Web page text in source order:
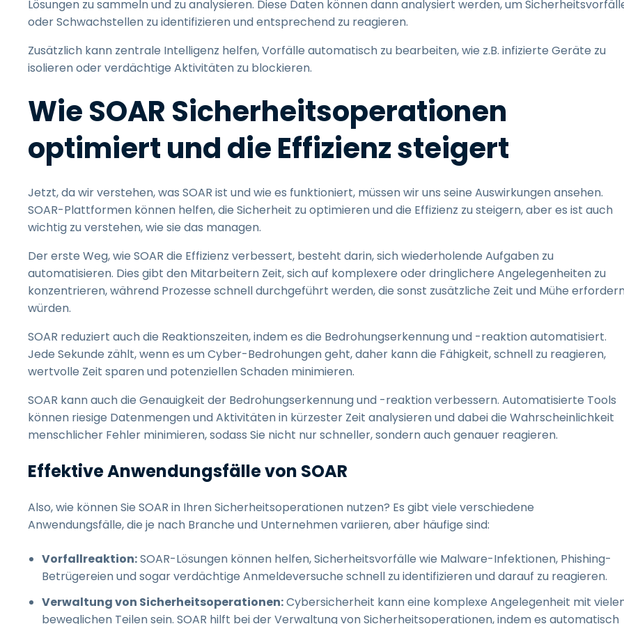
Lösungen zu sammeln und zu analysieren. Diese Daten können dann analysiert werden, um
oder Schwachstellen zu identifizieren und entsprechend zu reagieren.
Zusätzlich kann zentrale Intelligenz helfen, Vorfälle automatisch zu bearbeiten, wie z.B. infizierte Geräte zu
isolieren oder verdächtige Aktivitäten zu blockieren.
Wie SOAR Sicherheitsoperationen
optimiert und die Effizienz steigert
Jetzt, da wir verstehen, was SOAR ist und wie es funktioniert, müssen wir uns seine Auswirkungen ansehen.
SOAR-Plattformen können helfen, die Sicherheit zu optimieren und die Effizienz zu steigern, aber es ist auch
wichtig zu verstehen, wie sie das managen.
Der erste Weg, wie SOAR die Effizienz verbessert, besteht darin, sich wiederholende Aufgaben zu
automatisieren. Dies gibt den Mitarbeitern Zeit, sich auf komplexere oder dringlichere Angelegenheiten zu
konzentrieren, während Prozesse schnell durchgeführt werden, die sonst zusätzliche Zeit und Mühe
würden.
SOAR reduziert auch die Reaktionszeiten, indem es die Bedrohungserkennung und -reaktion automatisiert.
Jede Sekunde zählt, wenn es um Cyber-Bedrohungen geht, daher kann die Fähigkeit, schnell zu reagieren,
wertvolle Zeit sparen und potenziellen Schaden minimieren.
SOAR kann auch die Genauigkeit der Bedrohungserkennung und -reaktion verbessern. Automatisierte Tools
können riesige Datenmengen und Aktivitäten in kürzester Zeit analysieren und dabei die Wahrscheinlichkeit
menschlicher Fehler minimieren, sodass Sie nicht nur schneller, sondern auch genauer reagieren.
Effektive Anwendungsfälle von SOAR
Also, wie können Sie SOAR in Ihren Sicherheitsoperationen nutzen? Es gibt viele verschiedene
Anwendungsfälle, die je nach Branche und Unternehmen variieren, aber häufige sind:
Vorfallreaktion:SOAR-Lösungen können helfen, Sicherheitsvorfälle wie Malware-Infektionen, Phishing-
Betrügereien und sogar verdächtige Anmeldeversuche schnell zu identifizieren und darauf zu reagieren.
Verwaltung von Sicherheitsoperationen:Cybersicherheit kann eine komplexe Angelegenheit mit
beweglichen Teilen sein. SOAR hilft bei der Verwaltung von Sicherheitsoperationen, indem es automatisch